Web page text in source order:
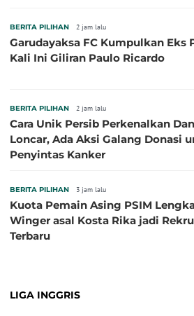
BERITA PILIHAN 2 jam lalu
Garudayaksa FC Kumpulkan Eks
Kali Ini Giliran Paulo Ricardo
BERITA PILIHAN 2 jam lalu
Cara Unik Persib Perkenalkan
Loncar, Ada Aksi Galang Donasi
Penyintas Kanker
BERITA PILIHAN 3 jam lalu
Kuota Pemain Asing PSIM
Winger asal Kosta Rika jadi
Terbaru
LIGA INGGRIS